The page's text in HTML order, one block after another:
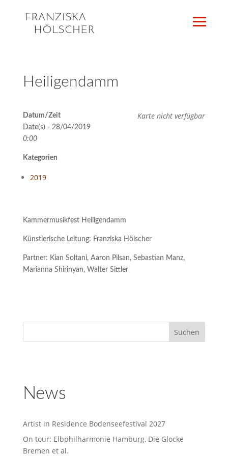
Heiligendamm
Karte nicht verfügbar
Datum/Zeit
Date(s) - 28/04/2019
0:00
Kategorien
2019
Kammermusikfest Heiligendamm
Künstlerische Leitung: Franziska Hölscher
Partner: Kian Soltani, Aaron Pilsan, Sebastian Manz,
Marianna Shirinyan, Walter Sittler
News
Artist in Residence Bodenseefestival 2027
On tour: Elbphilharmonie Hamburg, Die Glocke
Bremen et al.